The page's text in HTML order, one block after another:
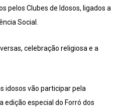
pelos Clubes de Idosos, ligados a
Social.
celebração religiosa e a
idosos vão participar pela
edição especial do Forró dos